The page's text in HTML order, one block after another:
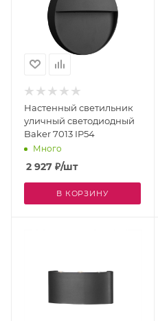
Настенный светильник
уличный светодиодный
Baker 7013 IP54
Много
2 927 ₽/шт
В КОРЗИНУ